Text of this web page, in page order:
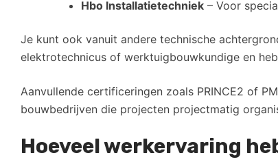
Hbo Installatietechniek – Voor
Je kunt ook vanuit andere technische
elektrotechnicus of werktuigbouwkundige en
Aanvullende certificeringen zoals PRINCE2 of
bouwbedrijven die projecten projectmatig
Hoeveel werkervaring